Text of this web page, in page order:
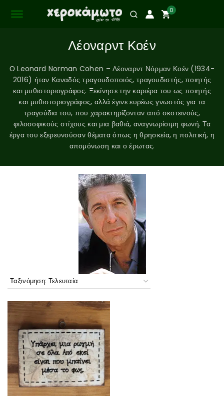
0
Λέοναρντ Κοέν
Ο Leonard Norman Cohen – Λέοναρντ Νόρμαν Κοέν (1934-
2016) ήταν Καναδός τραγουδοποιός, τραγουδιστής, ποιητής
και μυθιστοριογράφος. Ξεκίνησε την καριέρα του ως ποιητής
και μυθιστοριογράφος, αλλά έγινε ευρέως γνωστός για τα
τραγούδια του, που χαρακτηρίζονταν από σκοτεινούς,
φιλοσοφικούς στίχους και μια βαθιά, αναγνωρίσιμη φωνή. Τα
έργα του εξερευνούσαν θέματα όπως η θρησκεία, η πολιτική, η
απομόνωση και ο έρωτας.